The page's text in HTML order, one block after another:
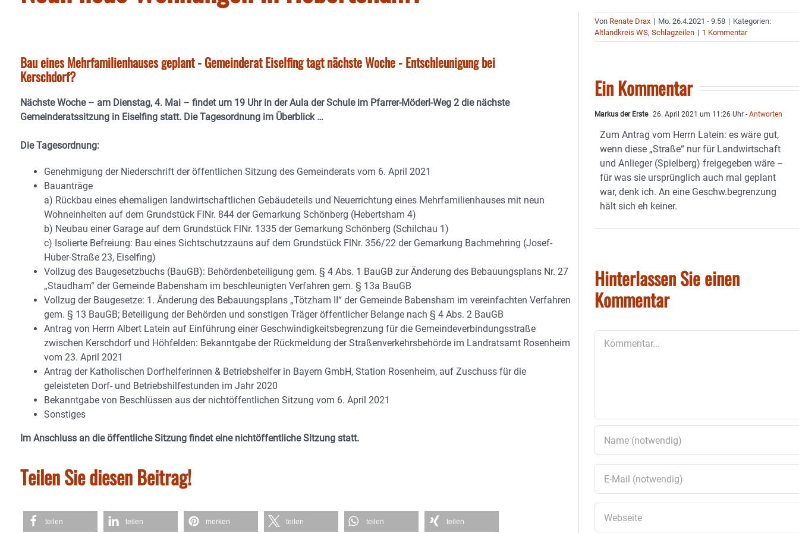
Bau eines Mehrfamilienhauses geplant - Gemeinderat Eiselfing tagt nächste Woche - Entschleunigung bei
Kerschdorf?
Nächste Woche – am Dienstag, 4. Mai – findet um 19 Uhr in der Aula der Schule im Pfarrer-Möderl-Weg 2 die nächste
Gemeinderatssitzung in Eiselfing statt. Die Tagesordnung im Überblick …
Die Tagesordnung:
Genehmigung der Niederschrift der öffentlichen Sitzung des Gemeinderats vom 6. April 2021
Bauanträge
a) Rückbau eines ehemaligen landwirtschaftlichen Gebäudeteils und Neuerrichtung eines Mehrfamilienhauses mit neun
Wohneinheiten auf dem Grundstück FlNr. 844 der Gemarkung Schönberg (Hebertsham 4)
b) Neubau einer Garage auf dem Grundstück FlNr. 1335 der Gemarkung Schönberg (Schilchau 1)
c) Isolierte Befreiung: Bau eines Sichtschutzzauns auf dem Grundstück FlNr. 356/22 der Gemarkung Bachmehring (Josef-
Huber-Straße 23, Eiselfing)
Vollzug des Baugesetzbuchs (BauGB): Behördenbeteiligung gem. § 4 Abs. 1 BauGB zur Änderung des Bebauungsplans Nr. 27
„Staudham“ der Gemeinde Babensham im beschleunigten Verfahren gem. § 13a BauGB
Vollzug der Baugesetze: 1. Änderung des Bebauungsplans „Tötzham II“ der Gemeinde Babensham im vereinfachten Verfahren
gem. § 13 BauGB; Beteiligung der Behörden und sonstigen Träger öffentlicher Belange nach § 4 Abs. 2 BauGB
Antrag von Herrn Albert Latein auf Einführung einer Geschwindigkeitsbegrenzung für die Gemeindeverbindungsstraße
zwischen Kerschdorf und Höhfelden: Bekanntgabe der Rückmeldung der Straßenverkehrsbehörde im Landratsamt Rosenheim
vom 23. April 2021
Antrag der Katholischen Dorfhelferinnen & Betriebshelfer in Bayern GmbH, Station Rosenheim, auf Zuschuss für die
geleisteten Dorf- und Betriebshilfestunden im Jahr 2020
Bekanntgabe von Beschlüssen aus der nichtöffentlichen Sitzung vom 6. April 2021
Sonstiges
Im Anschluss an die öffentliche Sitzung findet eine nichtöffentliche Sitzung statt.
Teilen Sie diesen Beitrag!
teilen teilen merken teilen teilen teilen
Von Renate Drax | Mo. 26.4.2021 - 9:58 | Kategorien:
Altlandkreis WS,Schlagzeilen | 1 Kommentar
Ein Kommentar
Markus der Erste 26. April 2021 um 11:26 Uhr - Antworten
Zum Antrag vom Herrn Latein: es wäre gut,
wenn diese „Straße“ nur für Landwirtschaft
und Anlieger (Spielberg) freigegeben wäre –
für was sie ursprünglich auch mal geplant
war, denk ich. An eine Geschw.begrenzung
hält sich eh keiner.
Hinterlassen Sie einen
Kommentar